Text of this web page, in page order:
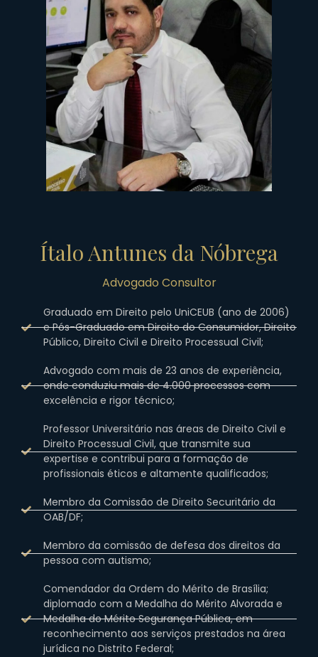
Ítalo Antunes da Nóbrega
Advogado Consultor
Graduado em Direito pelo UniCEUB (ano de 2006)
e Pós-Graduado em Direito do Consumidor, Direito
Público, Direito Civil e Direito Processual Civil;
Advogado com mais de 23 anos de experiência,
onde conduziu mais de 4.000 processos com
excelência e rigor técnico;
Professor Universitário nas áreas de Direito Civil e
Direito Processual Civil, que transmite sua
expertise e contribui para a formação de
profissionais éticos e altamente qualificados;
Membro da Comissão de Direito Securitário da
OAB/DF;
Membro da comissão de defesa dos direitos da
pessoa com autismo;
Comendador da Ordem do Mérito de Brasília;
diplomado com a Medalha do Mérito Alvorada e
Medalha do Mérito Segurança Pública, em
reconhecimento aos serviços prestados na área
jurídica no Distrito Federal;